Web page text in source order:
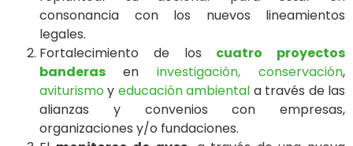
consonancia con los nuevos lineamientos
legales.
Fortalecimiento de los cuatro proyectos
banderas en investigación, conservación,
aviturismo y educación ambiental a través de las
alianzas y convenios con empresas,
organizaciones y/o fundaciones.